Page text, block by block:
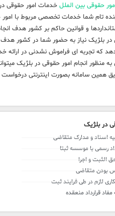
حقوقی بین الملل خدمات امور حقوقی
تام شما خدمات تخصصی مربوط با
و قوانین حاکم بر کشور هدف
در بلژیک نیاز به حضور شما در کشور هدف
که تجربه ای فراموش نشدنی در ارائه
منظور انجام امور حقوقی در بلژیک
همین سامانه بصورت اینترنتی درخواست
در بلژیک